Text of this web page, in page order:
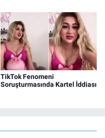
TikTok Fenomeni
Soruşturmasında Kartel İddiası